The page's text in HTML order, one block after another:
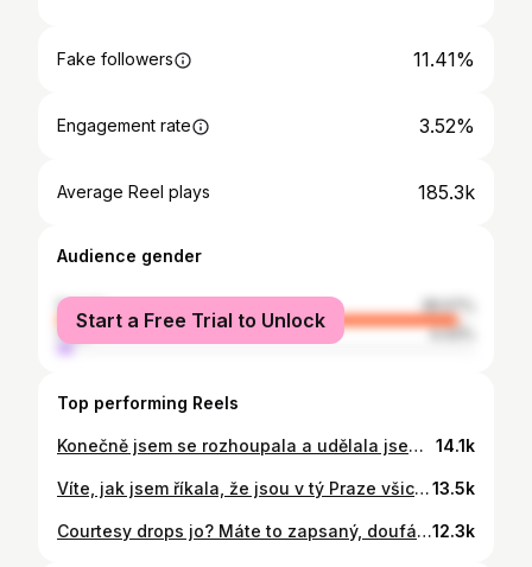
Fake followers 11.41%
Engagement rate 3.52%
Average Reel plays 185.3k
Audience gender
female
95.57%
male
4.43%
Start a Free Trial to Unlock
Top performing Reels
Konečně jsem se rozhoupala a udělala jsem si SAMA 💀😅 svůj vytouženej dusting powder, takže pokud si chcete taky doma uvařit svůj, tak koukejte! 🫶🏼 Co to vůbec je dusting powder a k čemu je dobrej? Je to vlastně takovej navoněnej baby powder😅. Dáváte si ho na místa, kde se normálně třeba trošku potíte a nejlepší na tom je, že parfém na tom drží úplně geniálně. 🔥 14.1k
Víte, jak jsem říkala, že jsou v tý Praze všichni hodní? 🥹 Tak jsem jednomu takovému slunci chtěla oplatit tu věčnou laskavost a to, že se díky ní cítím víc jako doma. Protože i na takových maličkostech a chvílích, kdy se cítíte sami, ale máte potom s někým příjemnou interakci, tak záleží. ❤️ Strašně si paní vážím a prostě jsem ji chtěla udělat radost. Na narozeniny ale musíme vybrat její perfektní parfém. 🤭🫶🏼13.5k
Courtesy drops jo? Máte to zapsaný, doufám😀 (mám to z myskino (a neoznačuju je, protože by omdlely holky🤣)12.3k